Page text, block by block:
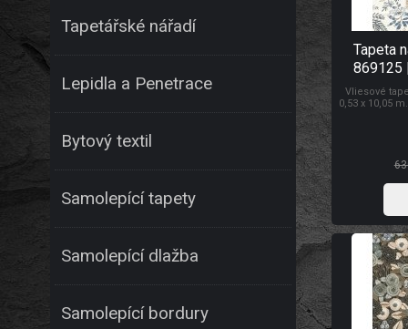
Tapeta
869125
Vliesové
0,53 x 10,05
tapety na
Tapetářské nářadí
Lepidla a Penetrace
Bytový textil
Samolepící tapety
Samolepící dlažba
Samolepící bordury